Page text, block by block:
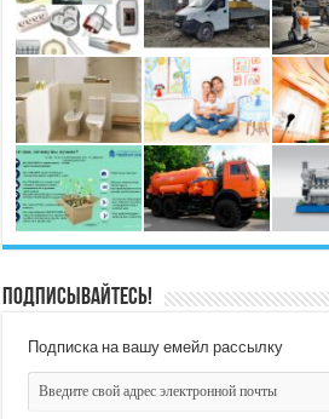
Подписывайтесь!
Подписка на вашу емейл рассылку